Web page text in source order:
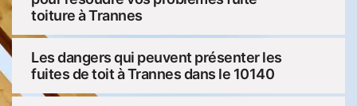
toiture à Trannes
Les dangers qui peuvent présenter les
fuites de toit à Trannes dans le 10140